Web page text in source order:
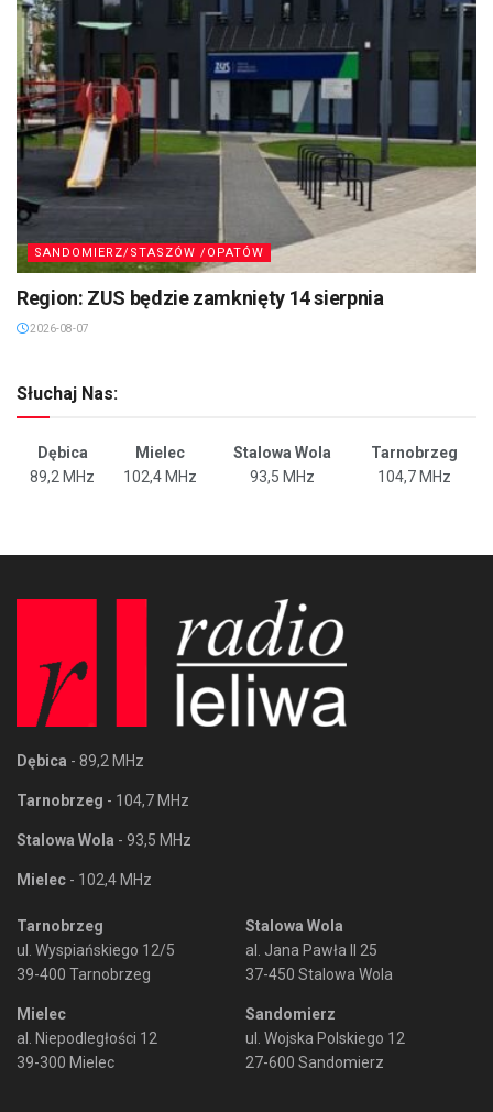
SANDOMIERZ/STASZÓW /OPATÓW
Region: ZUS będzie zamknięty 14 sierpnia
2026-08-07
Słuchaj Nas:
Dębica Mielec Stalowa Wola
Tarnobrzeg
89,2 MHz
102,4 MHz 93,5 MHz 104,7 MHz
Dębica - 89,2 MHz
Tarnobrzeg - 104,7 MHz
Stalowa Wola - 93,5 MHz
Mielec - 102,4 MHz
Tarnobrzeg
ul. Wyspiańskiego 12/5
39-400 Tarnobrzeg
Mielec
al. Niepodległości 12
39-300 Mielec
Stalowa Wola
al. Jana Pawła II 25
37-450 Stalowa Wola
Sandomierz
ul. Wojska Polskiego 12
27-600 Sandomierz